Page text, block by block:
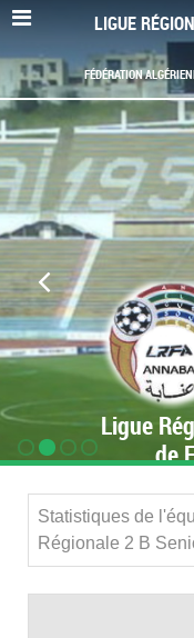
LIGUE
Ligue
de
Statistiques de
Régionale 2 B